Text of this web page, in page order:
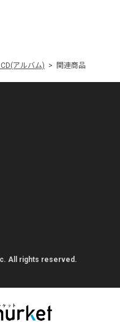
CD(アルバム) 関連商品
All rights reserved.